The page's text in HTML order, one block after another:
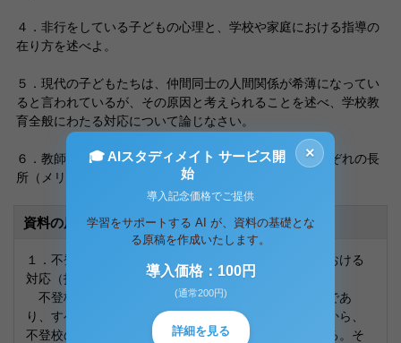
４．非行をしている子どもの心理と、学校や家庭における指導の
在り方を述べよ。
５．現代の子どもたちは、仲間同士の人間関係が希薄になってい
ると言われているが、その原因と考えられることを述べ、学校教
育全般にわたる対応について論じなさい。
６．教師カウンセラーとスクールカウンセラーの、それぞれの長
所（メリット）と限界について考察しなさい。
資料の原本内容
１．不登校について、そのタイプ別に学校及び家庭における
対応（指示）の在り方を述べなさい。
不登校は多種多様な要因が輻輳して引き起こるものであ
り、すべての子どもに起きうるものであるということから、
不登校の子どもの心理や行動には様々な違いがみられる。そ
×
🎓 AIスタディメイト サービス開
始
導入記念価格でご提供
学習をサポートする AI が、資料の基礎とな
る原稿を作成いたします。
導入価格：100円
(通常200円)
詳細を見る